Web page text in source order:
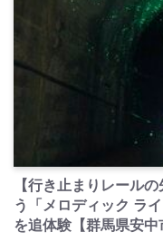
【行き止まりレール
う「メロディック ラ
を追体験【群馬県安中